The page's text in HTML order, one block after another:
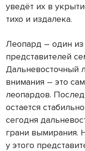
уведёт их в
тихо и издалека.
Леопард – один
представителей
Дальневосточный
внимания – это
леопардов.
остается
сегодня
грани вымирания.
у этого